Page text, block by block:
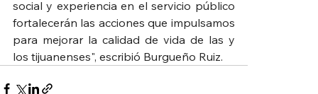
social y experiencia en el servicio público
fortalecerán las acciones que impulsamos
para mejorar la calidad de vida de las y
los tijuanenses", escribió Burgueño Ruiz.